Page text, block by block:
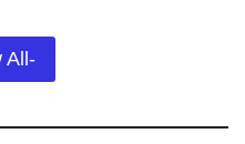
All-